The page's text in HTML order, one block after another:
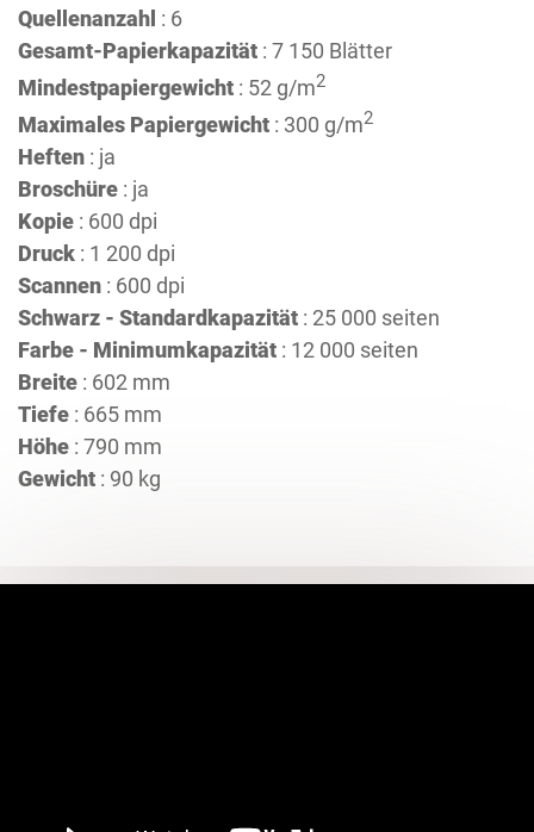
Quellenanzahl : 6
Gesamt-Papierkapazität : 7 150 Blätter
Mindestpapiergewicht : 52 g/m2
Maximales Papiergewicht : 300 g/m2
Heften : ja
Broschüre : ja
Kopie : 600 dpi
Druck : 1 200 dpi
Scannen : 600 dpi
Schwarz - Standardkapazität : 25 000 seiten
Farbe - Minimumkapazität : 12 000 seiten
Breite : 602 mm
Tiefe : 665 mm
Höhe : 790 mm
Gewicht : 90 kg